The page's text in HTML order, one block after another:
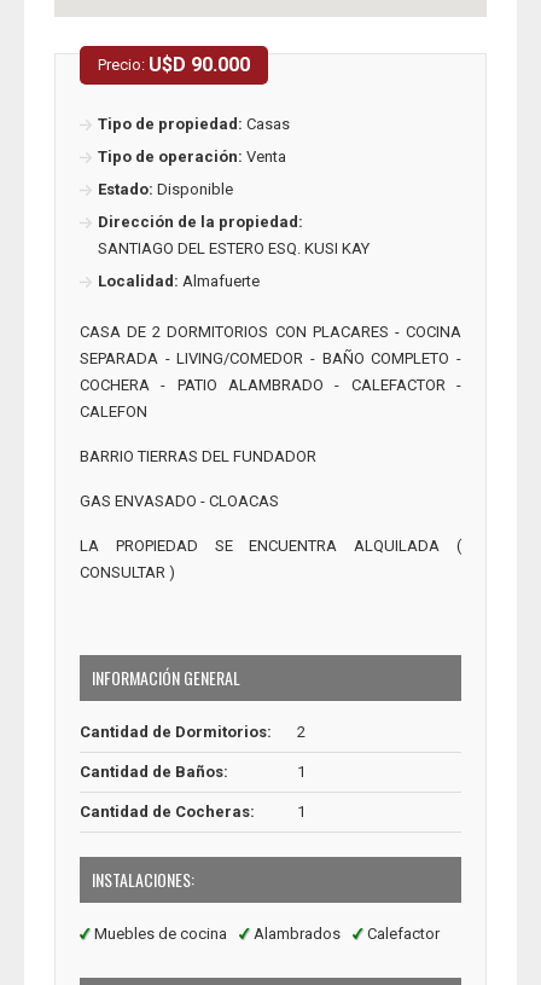
Precio: U$D 90.000
Tipo de propiedad: Casas
Tipo de operación: Venta
Estado: Disponible
Dirección de la propiedad:
SANTIAGO DEL ESTERO ESQ. KUSI KAY
Localidad: Almafuerte
CASA DE 2 DORMITORIOS CON PLACARES - COCINA
SEPARADA - LIVING/COMEDOR - BAÑO COMPLETO -
COCHERA - PATIO ALAMBRADO - CALEFACTOR -
CALEFON
BARRIO TIERRAS DEL FUNDADOR
GAS ENVASADO - CLOACAS
LA PROPIEDAD SE ENCUENTRA ALQUILADA (
CONSULTAR )
INFORMACIÓN GENERAL
Cantidad de Dormitorios: 2
Cantidad de Baños: 1
Cantidad de Cocheras: 1
INSTALACIONES:
Muebles de cocina Alambrados Calefactor